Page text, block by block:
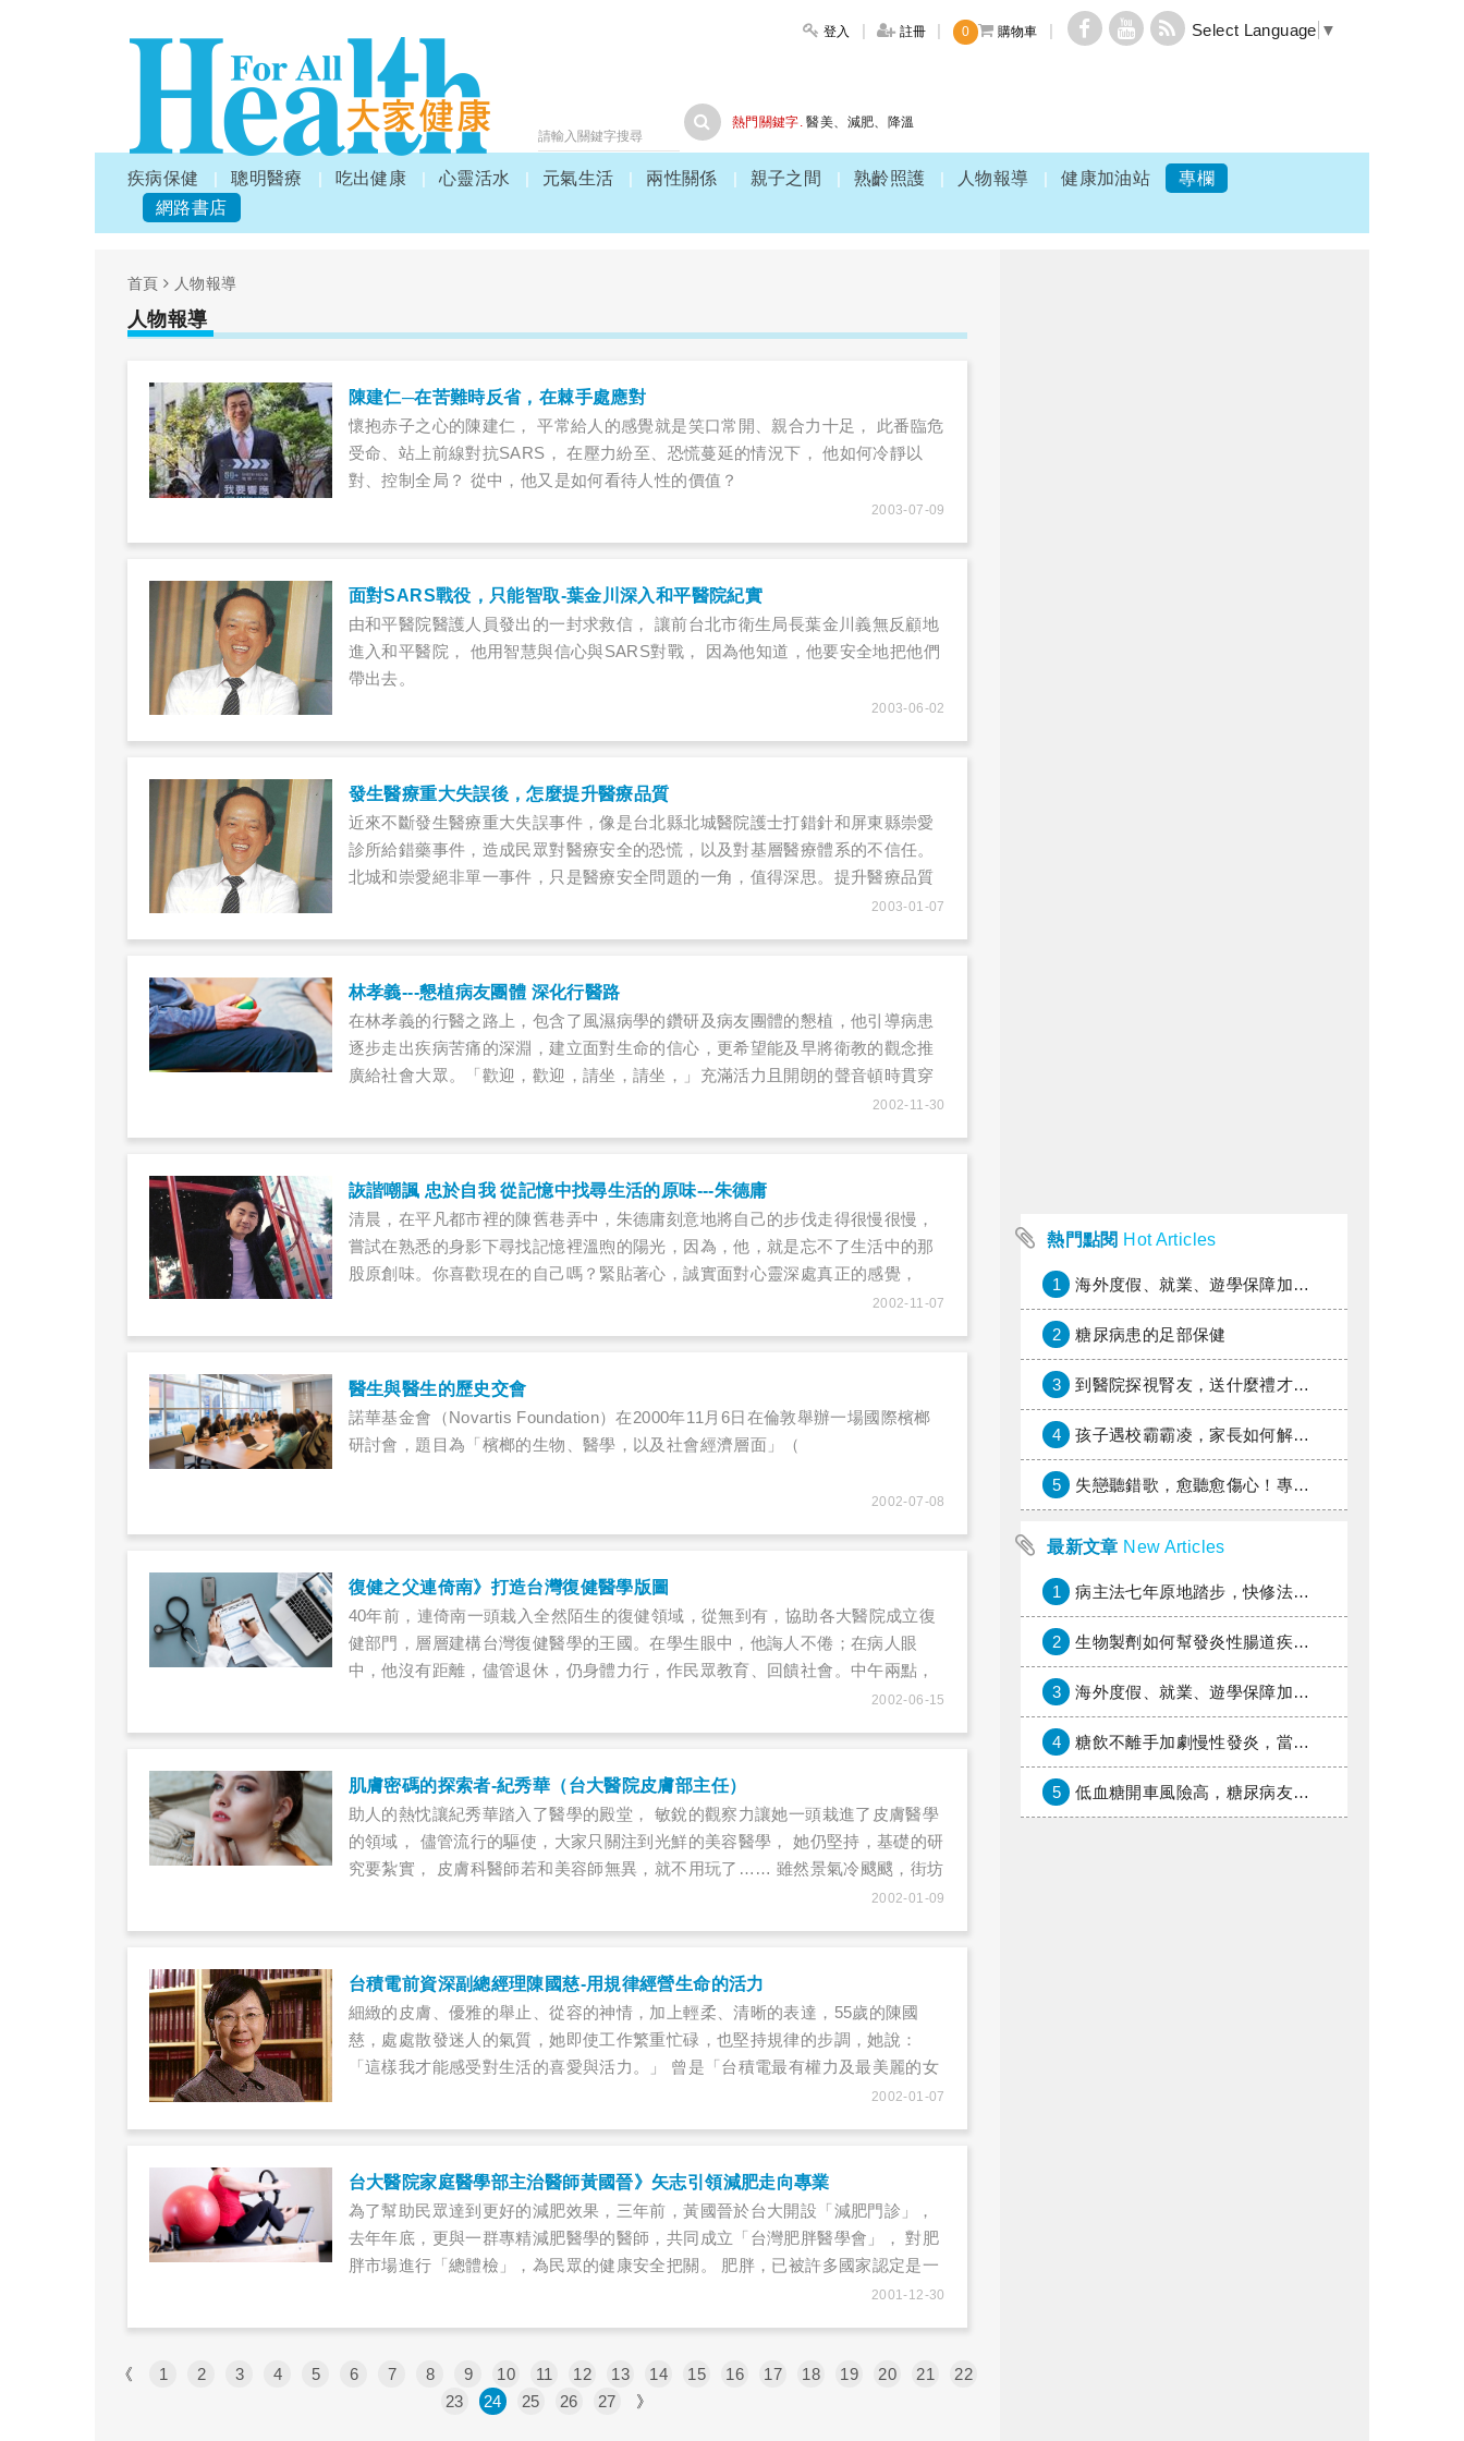
登入 註冊 0 購物車 Select Language ▼
熱門關鍵字. 醫美、 減肥、 降溫
疾病保健 聰明醫療 吃出健康 心靈活水 元氣生活 兩性關係 親子之間 熟齡照護 人物報導 健康加油站
專欄
網路書店
首頁 人物報導
人物報導
陳建仁─在苦難時反省，在棘手處應對
懷抱赤子之心的陳建仁， 平常給人的感覺就是笑口常開、親合力十足， 此番臨危
受命、站上前線對抗SARS， 在壓力紛至、恐慌蔓延的情況下， 他如何冷靜以
對、控制全局？ 從中，他又是如何看待人性的價值？
2003-07-09
面對SARS戰役，只能智取-葉金川深入和平醫院紀實
由和平醫院醫護人員發出的一封求救信， 讓前台北市衛生局長葉金川義無反顧地
進入和平醫院， 他用智慧與信心與SARS對戰， 因為他知道，他要安全地把他們
帶出去。
2003-06-02
發生醫療重大失誤後，怎麼提升醫療品質
近來不斷發生醫療重大失誤事件，像是台北縣北城醫院護士打錯針和屏東縣崇愛
診所給錯藥事件，造成民眾對醫療安全的恐慌，以及對基層醫療體系的不信任。
北城和崇愛絕非單一事件，只是醫療安全問題的一角，值得深思。提升醫療品質
的動力，應該來自於醫界自省的力量，可是目前主要是依賴主管機關的醫院評鑑
2003-01-07
林孝義---懇植病友團體 深化行醫路
在林孝義的行醫之路上，包含了風濕病學的鑽研及病友團體的懇植，他引導病患
逐步走出疾病苦痛的深淵，建立面對生命的信心，更希望能及早將衛教的觀念推
廣給社會大眾。「歡迎，歡迎，請坐，請坐，」充滿活力且開朗的聲音頓時貫穿
辦公室，令人精神為之一振，眼前這位醫師迅速地收拾桌面文件，客氣地問我們
榮總劍道社長，可說是台北市最大的劍道社團。熱愛劍道也熱愛醫學工作的林孝
義，百忙中抽空接受採訪，娓娓道來他的工作與生活。
2002-11-30
詼諧嘲諷 忠於自我 從記憶中找尋生活的原味---朱德庸
清晨，在平凡都市裡的陳舊巷弄中，朱德庸刻意地將自己的步伐走得很慢很慢，
嘗試在熟悉的身影下尋找記憶裡溫煦的陽光，因為，他，就是忘不了生活中的那
股原創味。你喜歡現在的自己嗎？緊貼著心，誠實面對心靈深處真正的感覺，
喜、怒、哀、樂、滿足抑或失意，你都清晰了解嗎？回首過去，童年時光的無憂
2002-11-07
醫生與醫生的歷史交會
諾華基金會（Novartis Foundation）在2000年11月6日在倫敦舉辦一場國際檳榔
研討會，題目為「檳榔的生物、醫學，以及社會經濟層面」（
2002-07-08
復健之父連倚南》打造台灣復健醫學版圖
40年前，連倚南一頭栽入全然陌生的復健領域，從無到有，協助各大醫院成立復
健部門，層層建構台灣復健醫學的王國。在學生眼中，他誨人不倦；在病人眼
中，他沒有距離，儘管退休，仍身體力行，作民眾教育、回饋社會。中午兩點，
我們一行人才踏進藥水味稍濃的台大醫院復健部大樓，剛看完門診的連倚南教授
2002-06-15
肌膚密碼的探索者-紀秀華（台大醫院皮膚部主任）
助人的熱忱讓紀秀華踏入了醫學的殿堂， 敏銳的觀察力讓她一頭栽進了皮膚醫學
的領域， 儘管流行的驅使，大家只關注到光鮮的美容醫學， 她仍堅持，基礎的研
究要紮實， 皮膚科醫師若和美容師無異，就不用玩了…… 雖然景氣冷颼颼，街坊
巷弄仍蹦出一間間美容工作室，百貨公司的化妝品專櫃也不乏消費者駐足，與美
皮膚部主任，也是現任中華民國皮膚科醫學會理事長紀秀華醫師，聽她談談皮膚
醫學的研究趨勢及門診病人最常犯的觀念迷思，也聊聊她自己的皮膚保養之道。
2002-01-09
台積電前資深副總經理陳國慈-用規律經營生命的活力
細緻的皮膚、優雅的舉止、從容的神情，加上輕柔、清晰的表達，55歲的陳國
慈，處處散發迷人的氣質，她即使工作繁重忙碌，也堅持規律的步調，她說：
「這樣我才能感受對生活的喜愛與活力。」 曾是「台積電最有權力及最美麗的女
人」，陳國慈在卸下台積電的職務後，計畫積極投身法律教育，展開生涯規劃
2002-01-07
台大醫院家庭醫學部主治醫師黃國晉》矢志引領減肥走向專業
為了幫助民眾達到更好的減肥效果，三年前，黃國晉於台大開設「減肥門診」，
去年年底，更與一群專精減肥醫學的醫師，共同成立「台灣肥胖醫學會」， 對肥
胖市場進行「總體檢」，為民眾的健康安全把關。 肥胖，已被許多國家認定是一
種慢性疾病，世界衛生組織（WHO）更提出警告：「肥胖是21世紀世界各國都必
2001-12-30
《 1 2 3 4 5 6 7 8 9 10 11 12 13 14 15 16 17 18 19 20 21
22
23
24 25 26 27 》
熱門點閱 Hot Articles
1 海外度假、就業、遊學保障加倍，富邦產險「一期逐夢」專案加碼遠距醫療與緊急救援
2 糖尿病患的足部保健
3 到醫院探視腎友，送什麼禮才好？
4 孩子遇校霸霸凌，家長如何解圍？
5 失戀聽錯歌，愈聽愈傷心！專家教你挑對療傷情歌
最新文章 New Articles
1 病主法七年原地踏步，快修法讓病人自主決定善終
2 生物製劑如何幫發炎性腸道疾病患者抗潰瘍？治療進展與健保給付困境一次看
3 海外度假、就業、遊學保障加倍，富邦產險「一期逐夢」專案加碼遠距醫療與緊急救援
4 糖飲不離手加劇慢性發炎，當心老化與慢性病提早報到
5 低血糖開車風險高，糖尿病友上路必學的安全守則